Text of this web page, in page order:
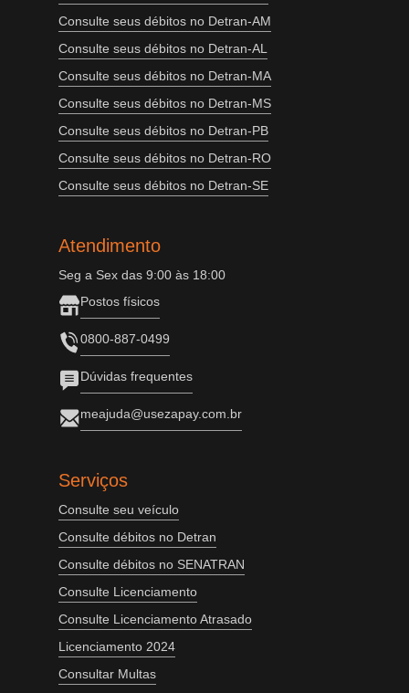
Consulte seus débitos no Detran-AM
Consulte seus débitos no Detran-AL
Consulte seus débitos no Detran-MA
Consulte seus débitos no Detran-MS
Consulte seus débitos no Detran-PB
Consulte seus débitos no Detran-RO
Consulte seus débitos no Detran-SE
Atendimento
Seg a Sex das 9:00 às 18:00
Postos físicos
0800-887-0499
Dúvidas frequentes
meajuda@usezapay.com.br
Serviços
Consulte seu veículo
Consulte débitos no Detran
Consulte débitos no SENATRAN
Consulte Licenciamento
Consulte Licenciamento Atrasado
Licenciamento 2024
Consultar Multas